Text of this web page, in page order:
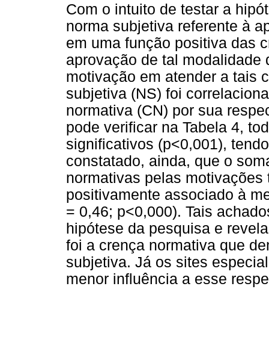
Com o intuito de testar a
norma subjetiva referente à
em uma função positiva das
aprovação de tal
motivação em atender a tais
subjetiva (NS) foi
normativa (CN) por sua
pode verificar na Tabela 4,
significativos (p<0,001),
constatado, ainda, que o
normativas pelas
positivamente associado à
= 0,46; p<0,000). Tais
hipótese da pesquisa e
foi a crença normativa que
subjetiva. Já os sites
menor influência a esse